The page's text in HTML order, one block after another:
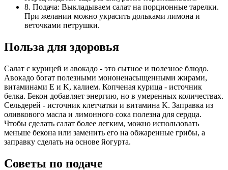
8. Подача: Выкладываем салат на порционные тарелки.
При желании можно украсить дольками лимона и
веточками петрушки.
Польза для здоровья
Салат с курицей и авокадо - это сытное и полезное блюдо.
Авокадо богат полезными мононенасыщенными жирами,
витаминами E и K, калием. Копченая курица - источник
белка. Бекон добавляет энергию, но в умеренных количествах.
Сельдерей - источник клетчатки и витамина K. Заправка из
оливкового масла и лимонного сока полезна для сердца.
Чтобы сделать салат более легким, можно использовать
меньше бекона или заменить его на обжаренные грибы, а
заправку сделать на основе йогурта.
Советы по подаче